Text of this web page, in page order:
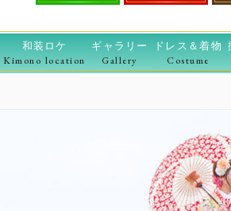
和装ロケ
Kimono location
ギャラリー
Gallery
ドレス＆着物
Costume